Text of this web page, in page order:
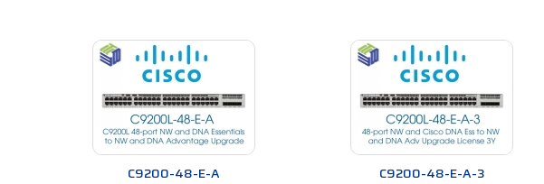
C9200-48-E-A C9200-48-E-A-3